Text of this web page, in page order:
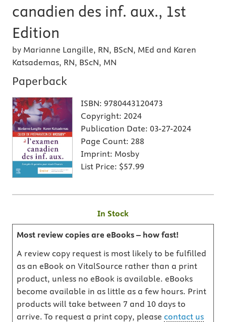
canadien des inf. aux., 1st
Edition
by Marianne Langille, RN, BScN, MEd and Karen
Katsademas, RN, BScN, MN
Paperback
ISBN: 9780443120473
Copyright: 2024
Publication Date: 03-27-2024
Page Count: 288
Imprint: Mosby
List Price: $57.99
In Stock
Most review copies are eBooks – how fast!
A review copy request is most likely to be fulfilled
as an eBook on VitalSource rather than a print
product, unless no eBook is available. eBooks
become available in as little as a few hours. Print
products will take between 7 and 10 days to
arrive. To request a print copy, please contact us